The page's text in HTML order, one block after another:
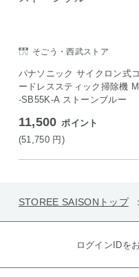
そごう・西武ストア
パナソニック サイクロン式コ
ードレススティック掃除機
-SB55K-A ストーンブルー
11,500 ポイント
(51,750 円)
STOREE SAISONトップ
ログインIDを